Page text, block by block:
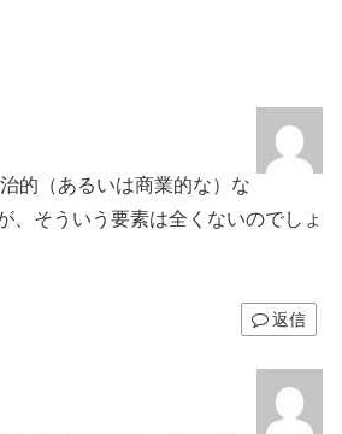
的（あるいは商業的な）な
、そういう要素は全くないのでしょ
返信